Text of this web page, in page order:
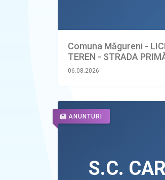
Comuna Măgureni -
TEREN - STRADA
06.08.2026
ANUNTURI